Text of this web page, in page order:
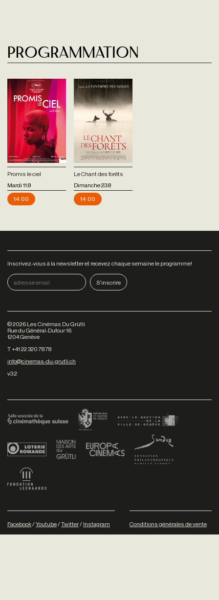
Programmation
Promis le ciel
Mardi 11.8
14:00
Le Chant des forêts
Dimanche 23.8
14:00
Inscrivez-vous à la newsletter et recevez chaque semaine le programme!
©2026 Les Cinémas Du Grütli
Rue du Général-Dufour 16
1204 Genève
T +41 22 320 78 78
info@cinemas-du-grutli.ch
v3.2
Facebook/Youtube/Twitter/ Instagram Conditions générales de vente